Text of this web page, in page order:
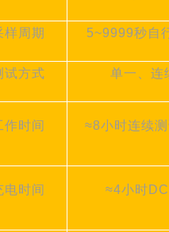
样周期 5~9999秒自
试方式 单一、连
作时间 ≈8小时连续
电时间 ≈4小时